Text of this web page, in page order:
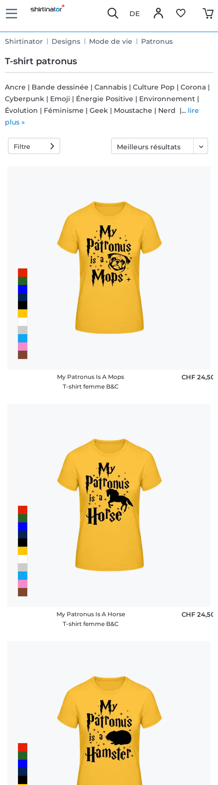
DE
Shirtinator Designs Mode de vie Patronus
T-shirt patronus
Livraison
Échange
rétractation
Ancre | Bande dessinée | Cannabis | Culture Pop | Corona |
Cyberpunk | Emoji | Énergie Positive | Environnement |
Évolution | Féminisme | Geek | Moustache | Nerd |... lire
plus »
Filtre
My Patronus Is A Mops
T-shirt femme B&C
CHF 24,50
My Patronus Is A Horse
T-shirt femme B&C
CHF 24,50